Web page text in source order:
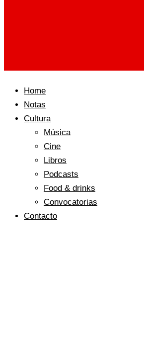
Home
Notas
Cultura
Música
Cine
Libros
Podcasts
Food & drinks
Convocatorias
Contacto